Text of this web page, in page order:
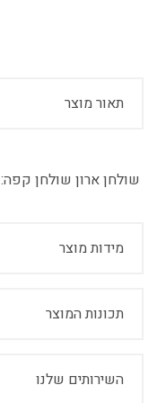
תאור מוצר
שולחן ארון שולחן קפה:
מידות מוצר
תכונות המוצר
השירותים שלנו